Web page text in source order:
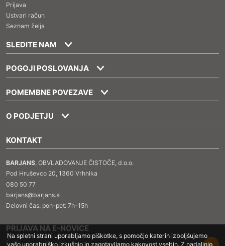
Prijava
Ustvari račun
Seznam želja
SLEDITE NAM
POGOJI POSLOVANJA
POMEMBNE POVEZAVE
O PODJETJU
KONTAKT
BARJANS, OBVLADOVANJE ČISTOČE, d.o.o.
Pod Hruševco 20, 1360 Vrhnika
080 50 77
barjans@barjans.si
Delovni čas: pon-pet: 7h-15h
PRIJAVA NA E-NOVICE
Na spletni strani uporabljamo piškotke, s pomočjo katerih izboljšujemo
vašo uporabniško izkušnjo in zagotavljamo kakovost vsebin. Z nadaljnjo